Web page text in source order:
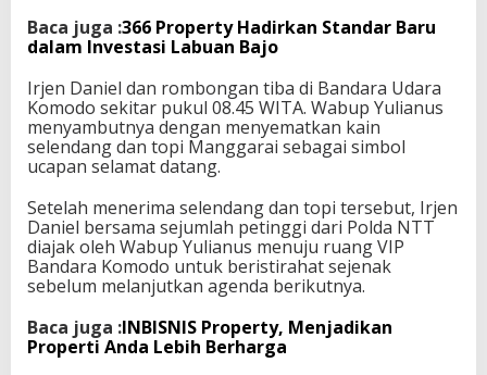
Baca juga :366 Property Hadirkan Standar Baru
dalam Investasi Labuan Bajo
Irjen Daniel dan rombongan tiba di Bandara Udara
Komodo sekitar pukul 08.45 WITA. Wabup Yulianus
menyambutnya dengan menyematkan kain
selendang dan topi Manggarai sebagai simbol
ucapan selamat datang.
Setelah menerima selendang dan topi tersebut, Irjen
Daniel bersama sejumlah petinggi dari Polda NTT
diajak oleh Wabup Yulianus menuju ruang VIP
Bandara Komodo untuk beristirahat sejenak
sebelum melanjutkan agenda berikutnya.
Baca juga :INBISNIS Property, Menjadikan
Properti Anda Lebih Berharga